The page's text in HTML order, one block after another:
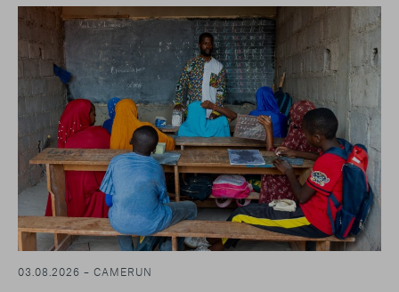
03.08.2026 – CAMERUN